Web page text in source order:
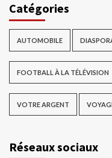
Catégories
AUTOMOBILE
FOOTBALL À LA TÉLÉVISION
VOTRE ARGENT
Réseaux sociaux